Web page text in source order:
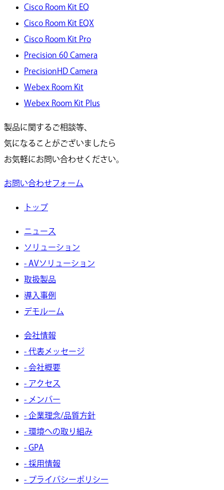
Cisco Room Kit EQ
Cisco Room Kit EQX
Cisco Room Kit Pro
Precision 60 Camera
PrecisionHD Camera
Webex Room Kit
Webex Room Kit Plus
製品に関するご相談等、
気になることがございましたら
お気軽にお問い合わせください。
お問い合わせフォーム
トップ
ニュース
ソリューション
- AVソリューション
取扱製品
導入事例
デモルーム
会社情報
- 代表メッセージ
- 会社概要
- アクセス
- メンバー
- 企業理念/品質方針
- 環境への取り組み
- GPA
- 採用情報
- プライバシーポリシー